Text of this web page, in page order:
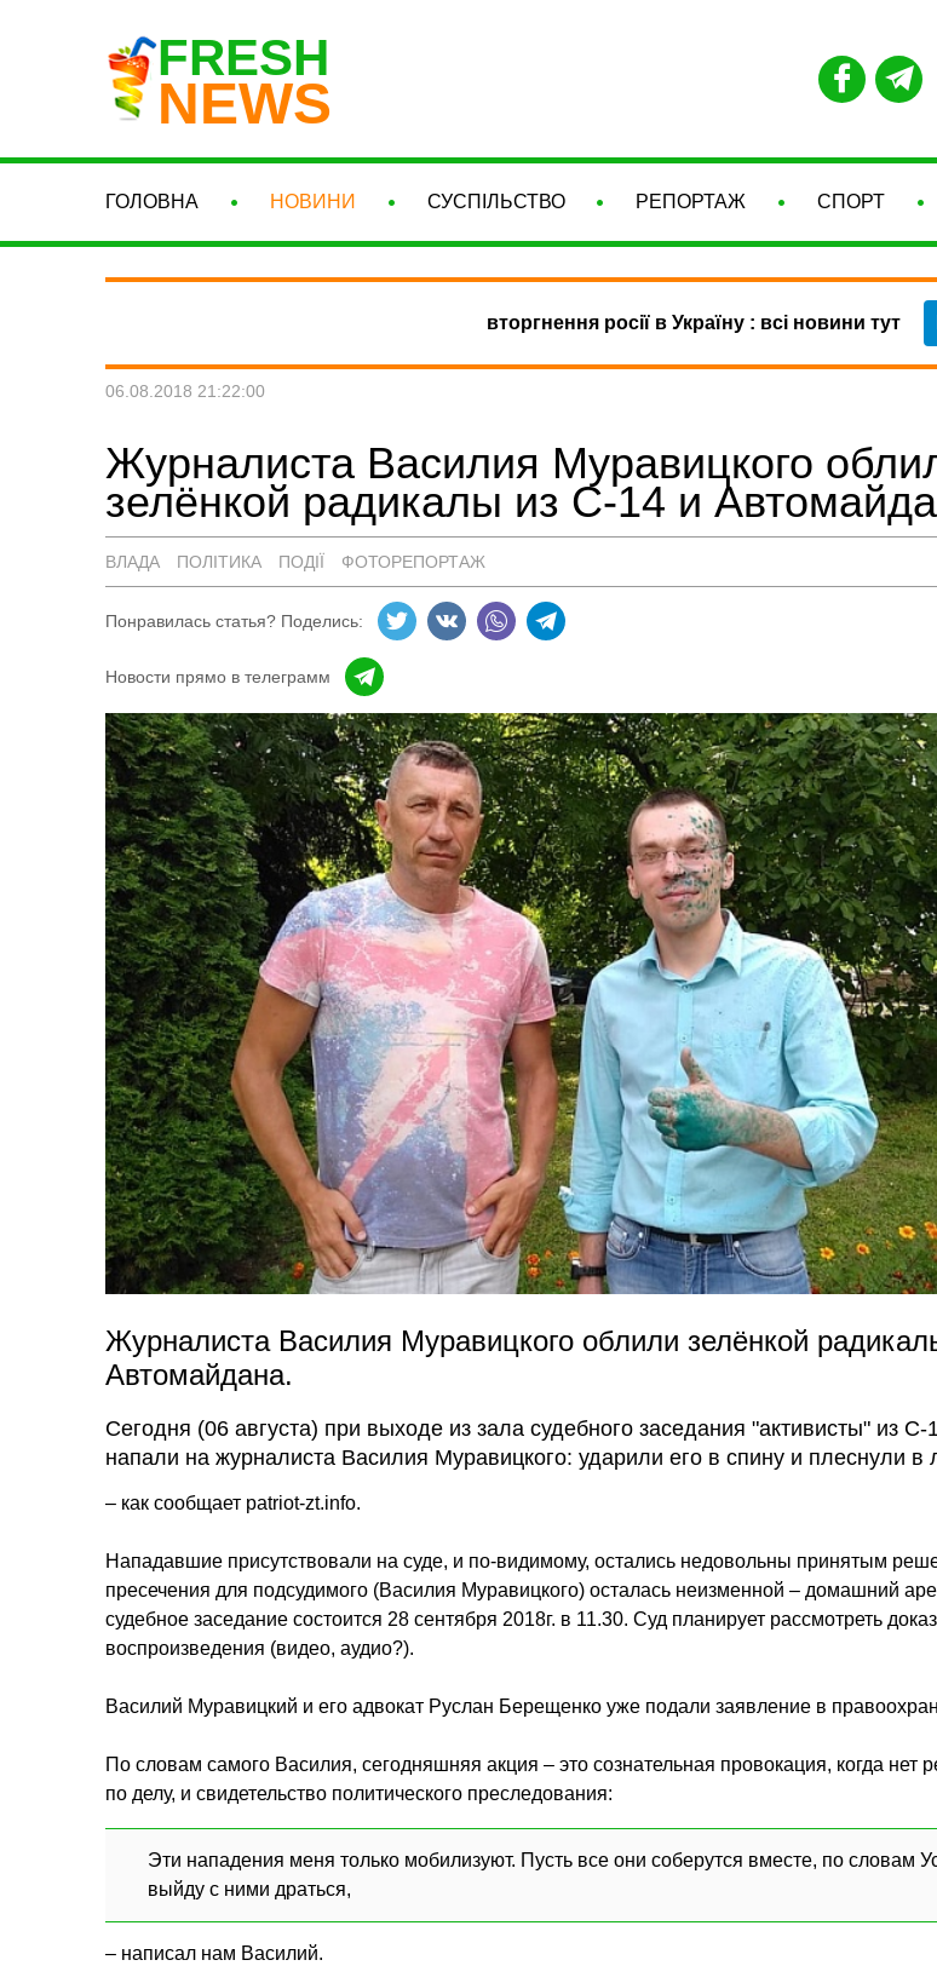
FRESH
NEWS
ГОЛОВНА НОВИНИ СУСПІЛЬСТВО РЕПОРТАЖ СПОРТ
вторгнення росії в Україну : всі новини тут
06.08.2018 21:22:00
Журналиста Василия Муравицкого
зелёнкой радикалы из С-14 и
ВЛАДА ПОЛІТИКА ПОДІЇ ФОТОРЕПОРТАЖ
Понравилась статья? Поделись:
Новости прямо в телеграмм
Журналиста Василия Муравицкого облили зелёнкой
Автомайдана.
Сегодня (06 августа) при выходе из зала судебного заседания "активисты" из
напали на журналиста Василия Муравицкого: ударили его в спину и плеснули в
– как сообщает patriot-zt.info.
Нападавшие присутствовали на суде, и по-видимому, остались недовольны принятым
пресечения для подсудимого (Василия Муравицкого) осталась неизменной – домашний
судебное заседание состоится 28 сентября 2018г. в 11.30. Суд планирует рассмотреть
воспроизведения (видео, аудио?).
Василий Муравицкий и его адвокат Руслан Берещенко уже подали заявление в
По словам самого Василия, сегодняшняя акция – это сознательная провокация, когда нет
по делу, и свидетельство политического преследования:
Эти нападения меня только мобилизуют. Пусть все они соберутся вместе, по словам
выйду с ними драться,
– написал нам Василий.